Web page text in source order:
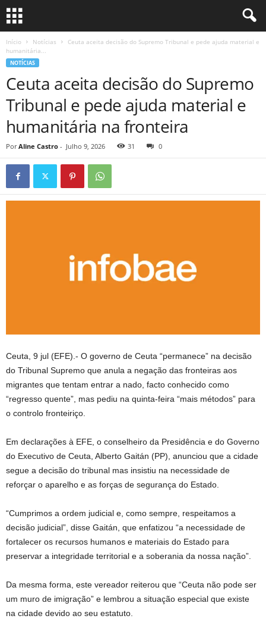
Início Notícias
Ceuta aceita decisão do Supremo Tribunal e pede ajuda material e
humanitária...
NOTÍCIAS
Ceuta aceita decisão do Supremo
Tribunal e pede ajuda material e
humanitária na fronteira
Por Aline Castro - Julho 9, 2026 31 0
Ceuta, 9 jul (EFE).- O governo de Ceuta “permanece” na decisão
do Tribunal Supremo que anula a negação das fronteiras aos
migrantes que tentam entrar a nado, facto conhecido como
“regresso quente”, mas pediu na quinta-feira “mais métodos” para
o controlo fronteiriço.
Em declarações à EFE, o conselheiro da Presidência e do Governo
do Executivo de Ceuta, Alberto Gaitán (PP), anunciou que a cidade
segue a decisão do tribunal mas insistiu na necessidade de
reforçar o aparelho e as forças de segurança do Estado.
“Cumprimos a ordem judicial e, como sempre, respeitamos a
decisão judicial”, disse Gaitán, que enfatizou “a necessidade de
fortalecer os recursos humanos e materiais do Estado para
preservar a integridade territorial e a soberania da nossa nação”.
Da mesma forma, este vereador reiterou que “Ceuta não pode ser
um muro de imigração” e lembrou a situação especial que existe
na cidade devido ao seu estatuto.